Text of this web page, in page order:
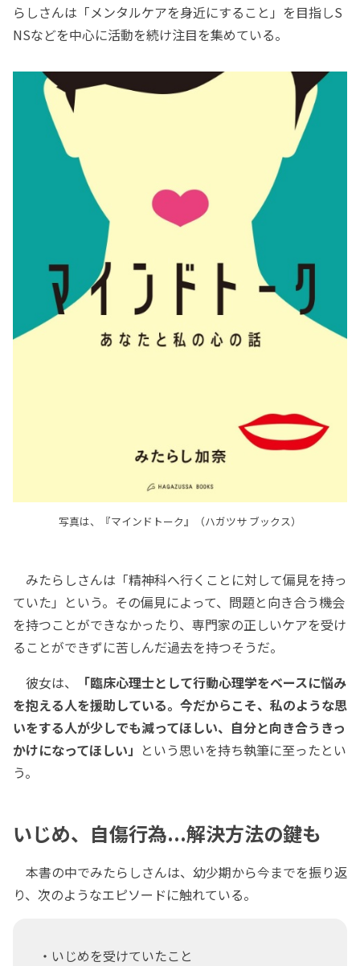
らしさんは「メンタルケアを身近にすること」を目指しS
NSなどを中心に活動を続け注目を集めている。
写真は、『マインドトーク』（ハガツサ ブックス）
みたらしさんは「精神科へ行くことに対して偏見を持っ
ていた」という。その偏見によって、問題と向き合う機会
を持つことができなかったり、専門家の正しいケアを受け
ることができずに苦しんだ過去を持つそうだ。
彼女は、
「臨床心理士として行動心理学をベースに悩み
を抱える人を援助している。今だからこそ、私のような思
いをする人が少しでも減ってほしい、自分と向き合うきっ
かけになってほしい」 という思いを持ち執筆に至ったとい
う。
いじめ、自傷行為...解決方法の鍵も
本書の中でみたらしさんは、幼少期から今までを振り返
り、次のようなエピソードに触れている。
・いじめを受けていたこと